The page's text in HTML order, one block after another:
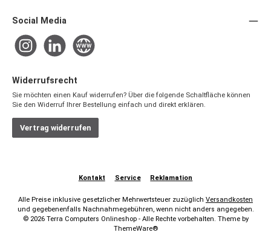
Social Media
InstagramLinkedIn Website
Widerrufsrecht
Sie möchten einen Kauf widerrufen? Über die folgende Schaltfläche können
Sie den Widerruf Ihrer Bestellung einfach und direkt erklären.
Vertrag widerrufen
Kontakt Service Reklamation
Alle Preise inklusive gesetzlicher Mehrwertsteuer zuzüglich Versandkosten
und gegebenenfalls Nachnahmegebühren, wenn nicht anders angegeben.
© 2026 Terra Computers Onlineshop - Alle Rechte vorbehalten. Theme by
ThemeWare®